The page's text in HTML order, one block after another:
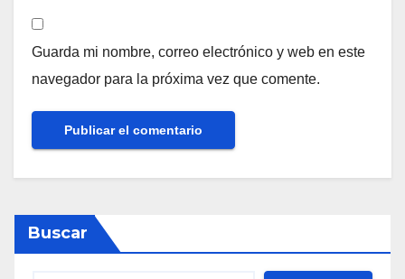
Guarda mi nombre, correo electrónico y web en este
navegador para la próxima vez que comente.
Buscar